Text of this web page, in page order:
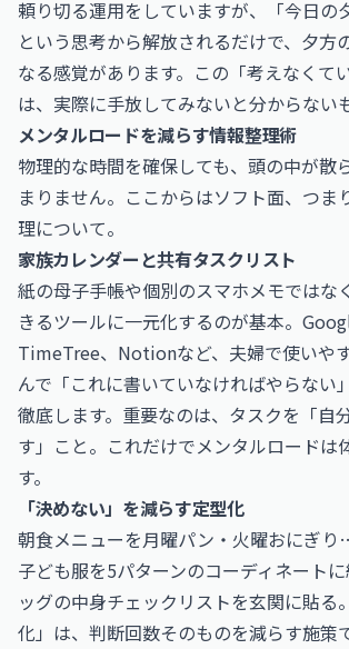
頼り切る運用をしていますが、「今日の
という思考から解放されるだけで、夕方
なる感覚があります。この「考えなくて
は、実際に手放してみないと分からない
メンタルロードを減らす情報整理術
物理的な時間を確保しても、頭の中が散
まりません。ここからはソフト面、つま
理について。
家族カレンダーと共有タスクリスト
紙の母子手帳や個別のスマホメモではな
きるツールに一元化するのが基本。
TimeTree、Notionなど、夫婦で使いや
んで「これに書いていなければやらない
徹底します。重要なのは、タスクを「自
す」こと。これだけでメンタルロードは
す。
「決めない」を減らす定型化
朝食メニューを月曜パン・火曜おにぎり
子ども服を5パターンのコーディネート
ッグの中身チェックリストを玄関に貼る
化」は、判断回数そのものを減らす施策